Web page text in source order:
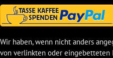
Wir haben, wenn nicht anders
von verlinkten oder eingebetteten